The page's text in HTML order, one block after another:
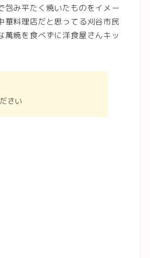
包み平たく焼いたものをイメー
華料理店だと思ってる刈谷市民
焼を食べずに洋食屋さんキッ
さい